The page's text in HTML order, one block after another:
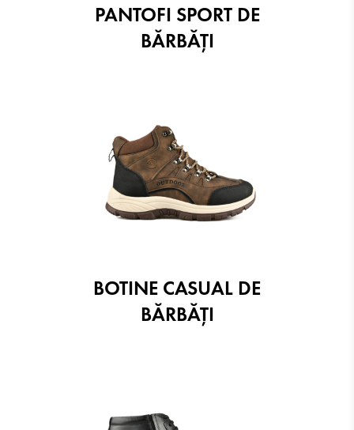
PANTOFI SPORT DE
BĂRBĂȚI
BOTINE CASUAL DE
BĂRBĂȚI